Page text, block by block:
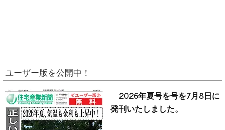
ユーザー版を公開中！
2026年夏号を号を7月8日に
発刊いたしました。